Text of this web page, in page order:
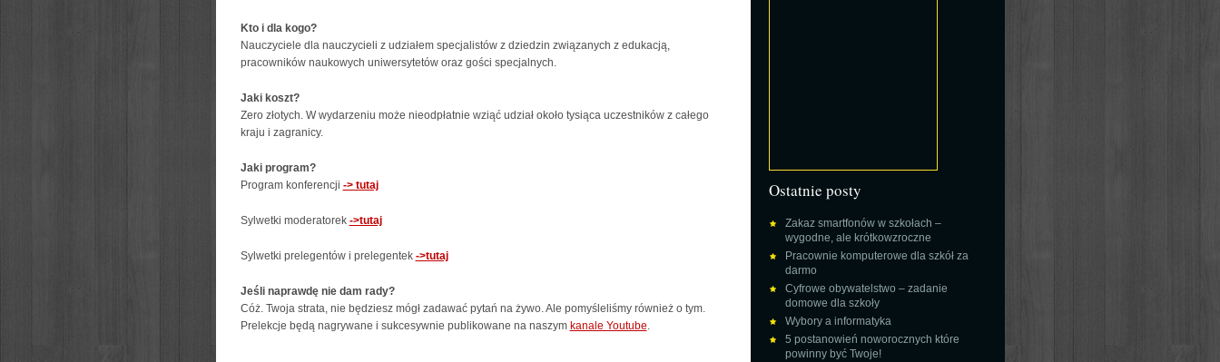
Kto i dla kogo?
Nauczyciele dla nauczycieli z udziałem specjalistów z dziedzin związanych z edukacją,
pracowników naukowych uniwersytetów oraz gości specjalnych.
Jaki koszt?
Zero złotych. W wydarzeniu może nieodpłatnie wziąć udział około tysiąca uczestników z całego
kraju i zagranicy.
Jaki program?
Program konferencji -> tutaj
Sylwetki moderatorek ->tutaj
Sylwetki prelegentów i prelegentek ->tutaj
Jeśli naprawdę nie dam rady?
Cóż. Twoja strata, nie będziesz mógł zadawać pytań na żywo. Ale pomyśleliśmy również o tym.
Prelekcje będą nagrywane i sukcesywnie publikowane na naszym kanale Youtube
Ostatnie posty
Zakaz smartfonów w szkołach –
wygodne, ale krótkowzroczne
Pracownie komputerowe dla szkół za
darmo
Cyfrowe obywatelstwo – zadanie
domowe dla szkoły
Wybory a informatyka
5 postanowień noworocznych które
powinny być Twoje!